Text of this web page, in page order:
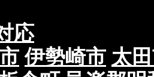
応
伊勢崎市 太